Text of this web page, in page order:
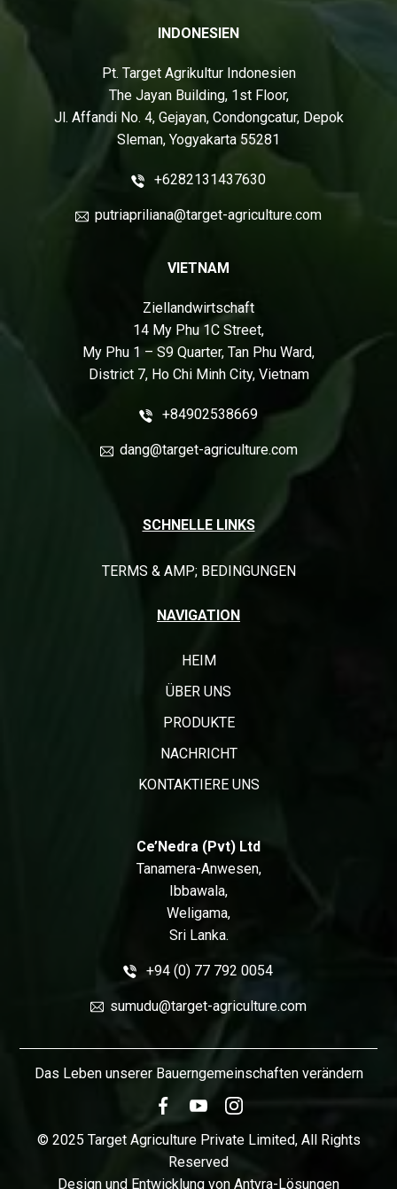
INDONESIEN
Pt. Target Agrikultur Indonesien
The Jayan Building, 1st Floor,
Jl. Affandi No. 4, Gejayan, Condongcatur, Depok
Sleman, Yogyakarta 55281
+6282131437630
putriapriliana@target-agriculture.com
VIETNAM
Ziellandwirtschaft
14 My Phu 1C Street,
My Phu 1 – S9 Quarter, Tan Phu Ward,
District 7, Ho Chi Minh City, Vietnam
+84902538669
dang@target-agriculture.com
SCHNELLE LINKS
TERMS & AMP; BEDINGUNGEN
NAVIGATION
HEIM
ÜBER UNS
PRODUKTE
NACHRICHT
KONTAKTIERE UNS
Ce’Nedra (Pvt) Ltd
Tanamera-Anwesen,
Ibbawala,
Weligama,
Sri Lanka.
+94 (0) 77 792 0054
sumudu@target-agriculture.com
Das Leben unserer Bauerngemeinschaften verändern
© 2025 Target Agriculture Private Limited, All Rights
Reserved
Design und Entwicklung von Antyra-Lösungen